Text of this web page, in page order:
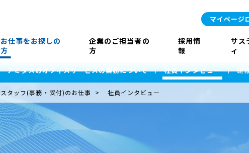
マイページ
お仕事をお探しの
方
企業のご担当者の
方
採用情
報
サス
ィ
アミダスのオフィスサービスの業務について 社員インタビュー 研
タッフ(事務・受付)のお仕事 社員インタビュー